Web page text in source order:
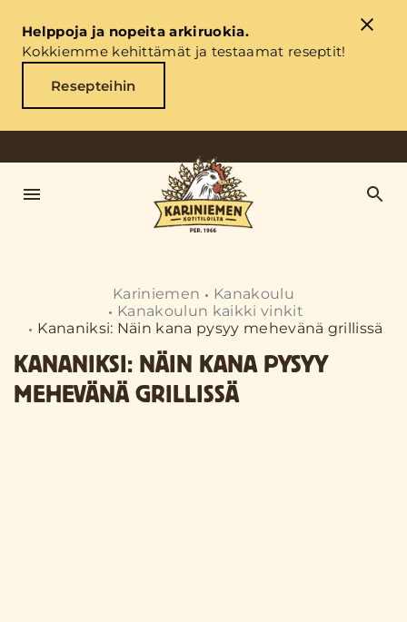
Helppoja ja nopeita arkiruokia.
Kokkiemme kehittämät ja testaamat reseptit!
Resepteihin
Kariniemen
Kanakoulu
Kanakoulun kaikki vinkit
Kananiksi: Näin kana pysyy mehevänä grillissä
KANANIKSI: NÄIN KANA PYSYY
MEHEVÄNÄ GRILLISSÄ